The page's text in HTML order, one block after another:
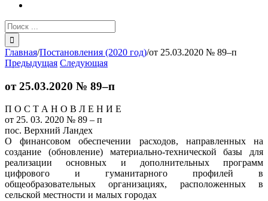
Результат
поиска:
Главная/Постановления (2020 год)/от 25.03.2020 № 89–п
Предыдущая Следующая
от 25.03.2020 № 89–п
П О С Т А Н О В Л Е Н И Е
от 25. 03. 2020 № 89 – п
пос. Верхний Ландех
О финансовом обеспечении расходов, направленных на
создание (обновление) материально-технической базы для
реализации основных и дополнительных программ
цифрового и гуманитарного профилей в
общеобразовательных организациях, расположенных в
сельской местности и малых городах